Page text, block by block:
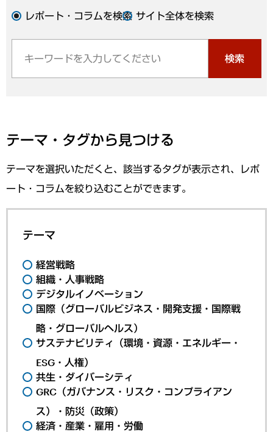
レポート・コラムを検索 サイト全体を検索
検索
テーマ・タグから見つける
テーマを選択いただくと、該当するタグが表示され、レポ
ート・コラムを絞り込むことができます。
テーマ
経営戦略
組織・人事戦略
デジタルイノベーション
国際（グローバルビジネス・開発支援・国際戦
略・グローバルヘルス）
サステナビリティ（環境・資源・エネルギー・
ESG・人権）
共生・ダイバーシティ
GRC（ガバナンス・リスク・コンプライアン
ス）・防災（政策）
経済・産業・雇用・労働